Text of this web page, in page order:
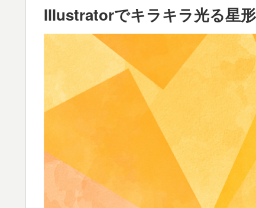
Illustratorでキラキラ光る星